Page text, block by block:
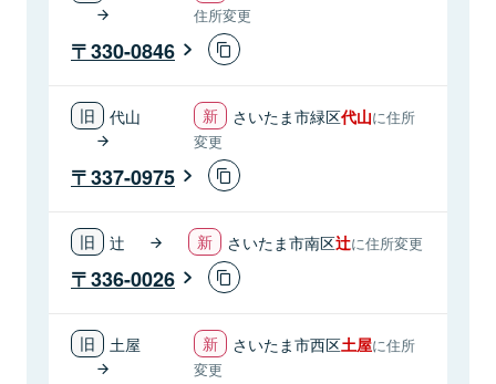
住所変更
330-0846
代山 さいたま市緑区代山に住所
変更
337-0975
辻 さいたま市南区辻に住所変更
336-0026
土屋 さいたま市西区土屋に住所
変更